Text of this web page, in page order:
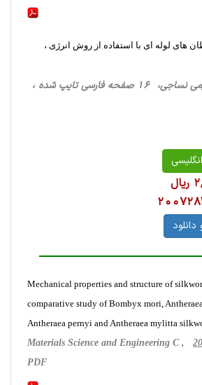
های لوله ای با استفاده از روش انرژی ،
، مهندسی الیاف و شیمی نساجی، 16 صفحه فارسی تایپ شده ،
Mechanical properties and structure of
comparative study of Bombyx mori,
Antheraea pernyi and Antheraea mylitta
Materials Science and Engineering C ,
PDF